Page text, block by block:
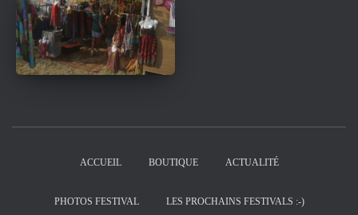
ACCUEIL BOUTIQUE ACTUALITÉ
PHOTOS FESTIVAL LES PROCHAINS FESTIVALS :-)